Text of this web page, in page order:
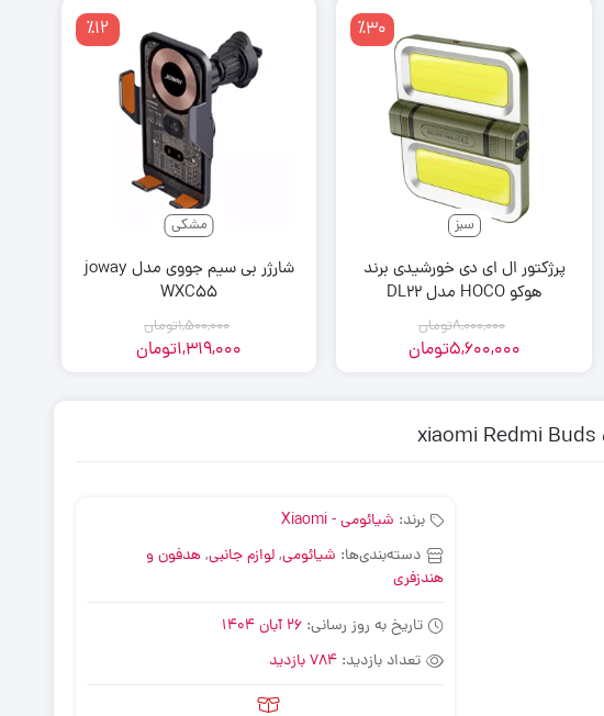
سبز
٪30
پرژکتور ال ای دی خورشیدی برند
هوکو HOCO مدل DL22
8,000,000تومان
5,600,000تومان
مشکی
٪12
شارژر بی سیم جووی مدل joway
WXC55
1,500,000تومان
1,319,000تومان
برند: شیائومی - Xiaomi
دسته‌بندی‌ها: شیائومی,لوازم جانبی,هدفون و
هندزفری
تاریخ به روز رسانی: 26 آبان 1404
تعداد بازدید: 784 بازدید